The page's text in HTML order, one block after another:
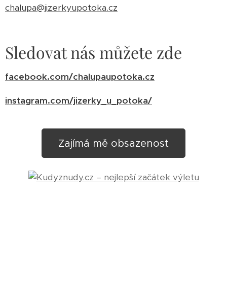
chalupa@jizerkyupotoka.cz
Sledovat nás můžete zde
facebook.com/chalupaupotoka.cz
instagram.com/jizerky_u_potoka/
Zajímá mě obsazenost